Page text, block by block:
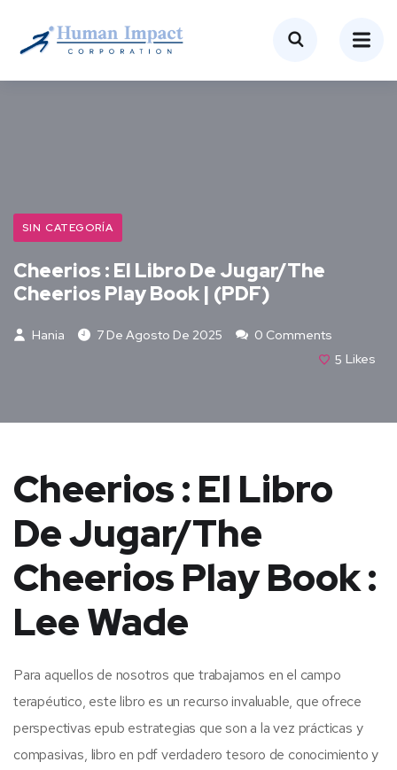
SIN CATEGORÍA
Cheerios : El Libro De Jugar/The
Cheerios Play Book | (PDF)
Hania 7 De Agosto De 2025
0 Comments
5 Likes
Cheerios : El Libro
De Jugar/The
Cheerios Play Book :
Lee Wade
Para aquellos de nosotros que trabajamos en el campo
terapéutico, este libro es un recurso invaluable, que ofrece
perspectivas epub estrategias que son a la vez prácticas y
compasivas, libro en pdf verdadero tesoro de conocimiento y